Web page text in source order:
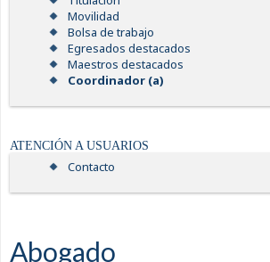
Movilidad
Bolsa de trabajo
Egresados destacados
Maestros destacados
Coordinador (a)
ATENCIÓN A USUARIOS
Contacto
Abogado